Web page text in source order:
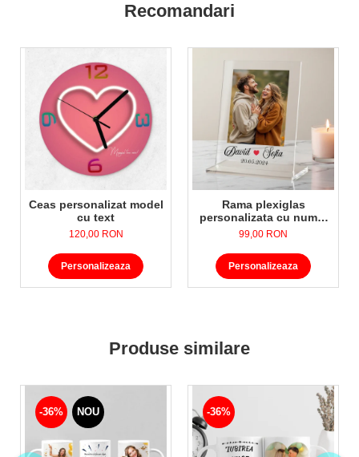
Recomandari
Ceas personalizat model
cu text
120,00 RON
Personalizeaza
Rama plexiglas
personalizata cu nume,
data si poza
99,00 RON
Personalizeaza
Produse similare
-36% NOU -36%